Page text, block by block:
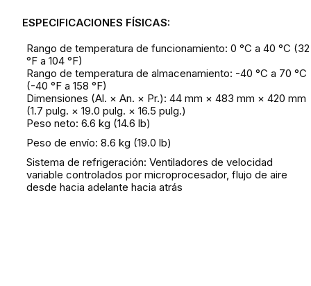
ESPECIFICACIONES FÍSICAS:
Rango de temperatura de funcionamiento: 0 °C a 40 °C (32
°F a 104 °F)
Rango de temperatura de almacenamiento: -40 °C a 70 °C
(-40 °F a 158 °F)
Dimensiones (Al. × An. × Pr.): 44 mm × 483 mm × 420 mm
(1.7 pulg. × 19.0 pulg. × 16.5 pulg.)
Peso neto: 6.6 kg (14.6 lb)
Peso de envío: 8.6 kg (19.0 lb)
Sistema de refrigeración: Ventiladores de velocidad
variable controlados por microprocesador, flujo de aire
desde hacia adelante hacia atrás